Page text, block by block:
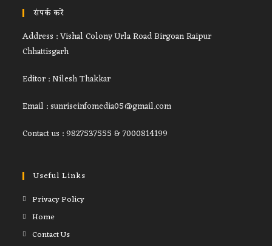
संपर्क करें
Address : Vishal Colony Urla Road Birgoan Raipur
Chhattisgarh
Editor : Nilesh Thakkar
Email : sunriseinfomedia05@gmail.com
Contact us : 9827537555 & 7000814199
Useful Links
Privacy Policy
Home
Contact Us